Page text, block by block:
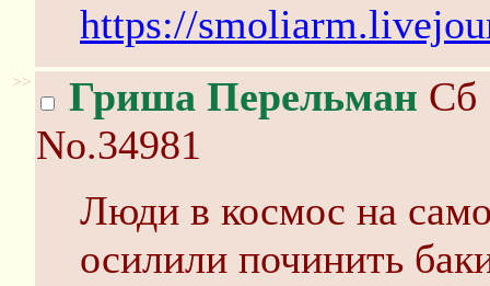
https://
>> Гриша Перельман Сб
No.34981
Люди в космос на
осилили починить